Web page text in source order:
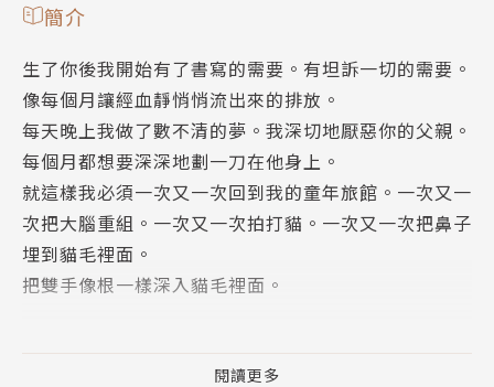
簡介
生了你後我開始有了書寫的需要。有坦訴一切的需要。
像每個月讓經血靜悄悄流出來的排放。
每天晚上我做了數不清的夢。我深切地厭惡你的父親。
每個月都想要深深地劃一刀在他身上。
就這樣我必須一次又一次回到我的童年旅館。一次又一
次把大腦重組。一次又一次拍打貓。一次又一次把鼻子
埋到貓毛裡面。
把雙手像根一樣深入貓毛裡面。
閱讀更多